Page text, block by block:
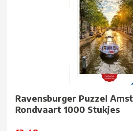
Ravensburger Puzzel
Rondvaart 1000 Stukjes